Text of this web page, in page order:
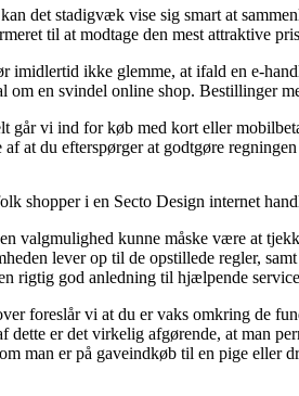
det stadigvæk vise sig smart at
til at modtage den mest attraktive
imidlertid ikke glemme, at ifald en e-
om en svindel online shop. Bestillinger
går vi ind for køb med kort eller
at du efterspørger at godtgøre
shopper i en Secto Design internet
valgmulighed kunne måske være at
lever op til de opstillede regler,
rigtig god anledning til hjælpende
foreslår vi at du er vaks omkring de
dette er det virkelig afgørende, at man
man er på gaveindkøb til en pige eller